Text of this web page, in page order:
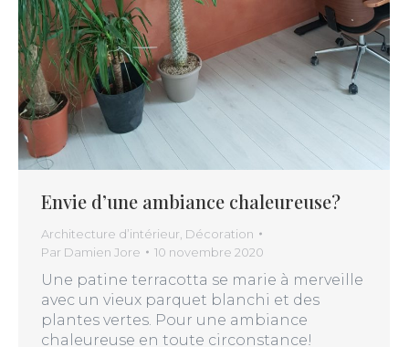
Envie d’une ambiance chaleureuse?
Architecture d’intérieur Décoration
Par Damien Jore 10 novembre 2020
Une patine terracotta se marie à merveille
avec un vieux parquet blanchi et des
plantes vertes. Pour une ambiance
chaleureuse en toute circonstance!